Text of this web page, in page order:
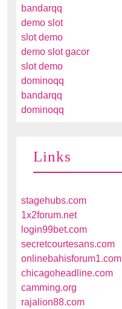
bandarqq
demo slot
slot demo
demo slot gacor
slot demo
dominoqq
bandarqq
dominoqq
Links
stagehubs.com
1x2forum.net
login99bet.com
secretcourtesans.com
onlinebahisforum1.com
chicagoheadline.com
camming.org
rajalion88.com